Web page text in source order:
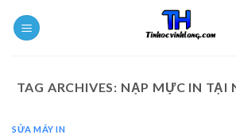
TAG ARCHIVES: NẠP MỰC IN TẠI
SỬA MÁY IN